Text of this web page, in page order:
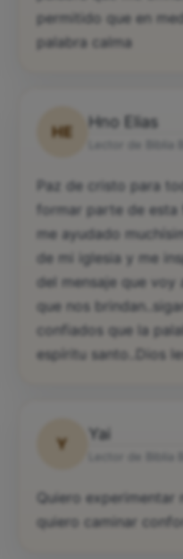
permitido que en
palabra calma
HE
Hno Elias
Paz de cristo para
formar parte de
me ayudado
de mi iglesia y me
del mensaje que
que nos
confiados que la
espíritu santo..Dios
Y
Yai
Quiero experimentar
quiero caminar